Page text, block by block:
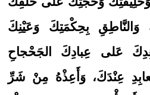
وَالنَّاطِقِ بِحِكْمَتِكَ وَعَيْنِكَ
عَلى عِبادِكَ الجَحْجاحِ
عِنْدَكَ، وَأَعِذْهُ مِنْ شَرِّ